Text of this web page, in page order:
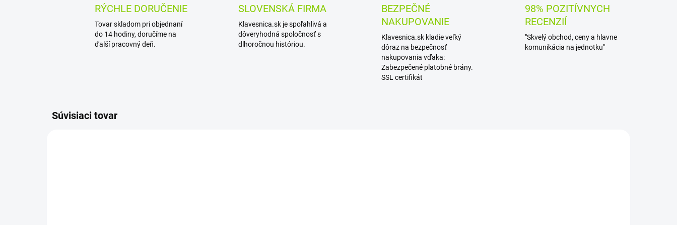
RÝCHLE DORUČENIE
Tovar skladom pri objednaní
do 14 hodiny, doručíme na
ďalší pracovný deň.
SLOVENSKÁ FIRMA
Klavesnica.sk je spoľahlivá a
dôveryhodná spoločnosť s
dlhoročnou históriou.
BEZPEČNÉ
NAKUPOVANIE
Klavesnica.sk kladie veľký
dôraz na bezpečnosť
nakupovania vďaka:
Zabezpečené platobné brány.
SSL certifikát
98% POZITÍVNYCH
RECENZIÍ
"Skvelý obchod, ceny a hlavne
komunikácia na jednotku"
Súvisiaci tovar